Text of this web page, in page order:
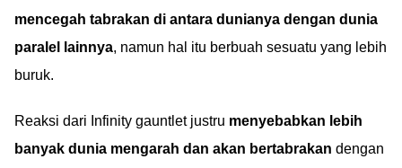
mencegah tabrakan di antara dunianya dengan dunia
paralel lainnya, namun hal itu berbuah sesuatu yang lebih
buruk.
Reaksi dari Infinity gauntlet justru menyebabkan lebih
banyak dunia mengarah dan akan bertabrakan dengan